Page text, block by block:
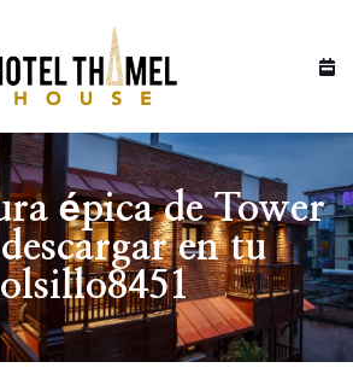
épica de Tower
en tu